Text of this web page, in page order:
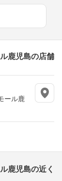
鹿児島の店舗
ール鹿
鹿児島の近く